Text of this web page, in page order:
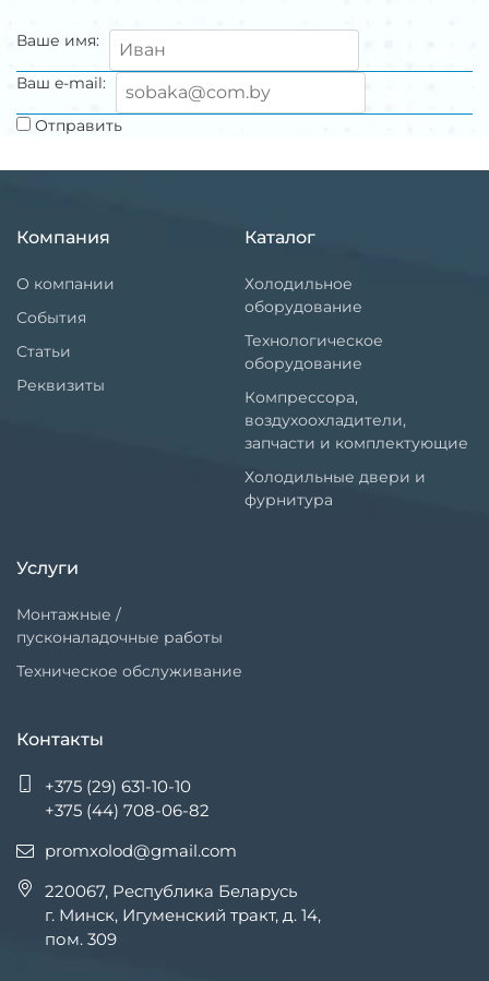
Ваше имя:
Ваш e-mail:
Отправить
Компания
О компании
События
Статьи
Реквизиты
Каталог
Холодильное
оборудование
Технологическое
оборудование
Компрессора,
воздухоохладители,
запчасти и комплектующие
Холодильные двери и
фурнитура
Услуги
Монтажные /
пусконаладочные работы
Техническое обслуживание
Контакты
+375 (29) 631-10-10
+375 (44) 708-06-82
promxolod@gmail.com
220067, Республика Беларусь
г. Минск, Игуменский тракт, д. 14,
пом. 309